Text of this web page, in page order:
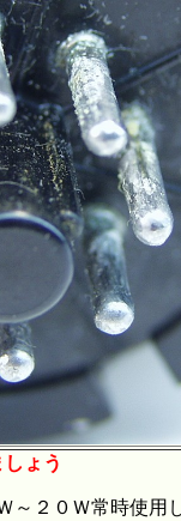
ょう
～２０Ｗ常時使